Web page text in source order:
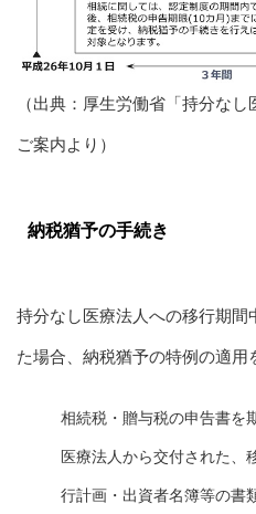
（出典：厚生労働省「持分な
ご案内より）
納税猶予の手続き
持分なし医療法人への移行期間
た場合、納税猶予の特例の適用
相続税・贈与税の申告書を
医療法人から交付された、
行計画・出資者名簿等の書